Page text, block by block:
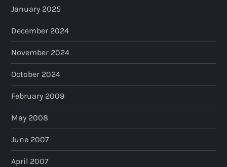
January 2025
December 2024
November 2024
October 2024
February 2009
May 2008
June 2007
April 2007